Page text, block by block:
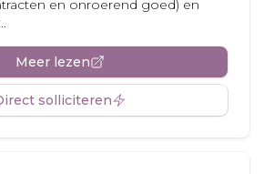
en onroerend goed) en
Meer lezen
solliciteren